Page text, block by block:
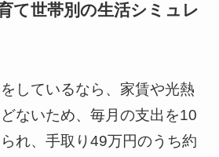
--
て世帯別の生活シミュレ
しているなら、家賃や光熱
ないため、毎月の支出を10
れ、手取り49万円のうち約